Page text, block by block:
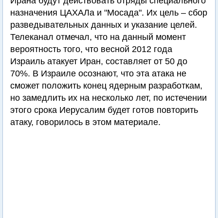
назначения ЦАХАЛа и "Мосада". Их цель – сбор
разведывательных данных и указание целей.
Телеканал отмечал, что на данный момент
вероятность того, что весной 2012 года
Израиль атакует Иран, составляет от 50 до
70%. В Израиле осознают, что эта атака не
сможет положить конец ядерным разработкам,
но замедлить их на несколько лет, по истечении
этого срока Иерусалим будет готов повторить
атаку, говорилось в этом материале.